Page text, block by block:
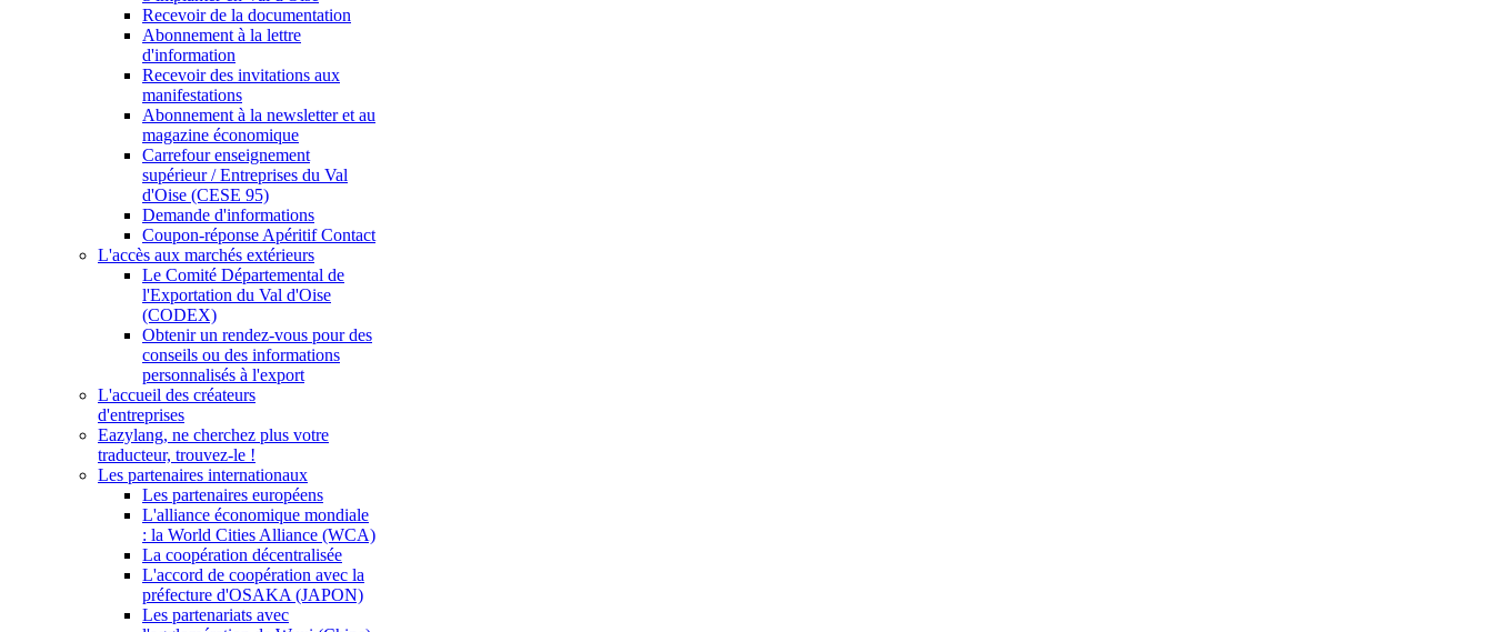
Recevoir de la documentation
Abonnement à la lettre
d'information
Recevoir des invitations aux
manifestations
Abonnement à la newsletter et au
magazine économique
Carrefour enseignement
supérieur / Entreprises du Val
d'Oise (CESE 95)
Demande d'informations
Coupon-réponse Apéritif Contact
L'accès aux marchés extérieurs
Le Comité Départemental de
l'Exportation du Val d'Oise
(CODEX)
Obtenir un rendez-vous pour des
conseils ou des informations
personnalisés à l'export
L'accueil des créateurs
d'entreprises
Eazylang, ne cherchez plus votre
traducteur, trouvez-le !
Les partenaires internationaux
Les partenaires européens
L'alliance économique mondiale
: la World Cities Alliance (WCA)
La coopération décentralisée
L'accord de coopération avec la
préfecture d'OSAKA (JAPON)
Les partenariats avec